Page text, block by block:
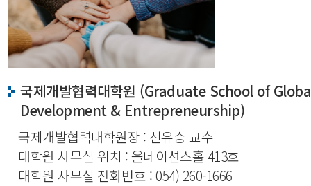
국제개발협력대학원 (Graduate School of
Development & Entrepreneurship)
국제개발협력대학원장 : 신유승 교수
대학원 사무실 위치 : 올네이션스홀 413호
대학원 사무실 전화번호 : 054) 260-1666